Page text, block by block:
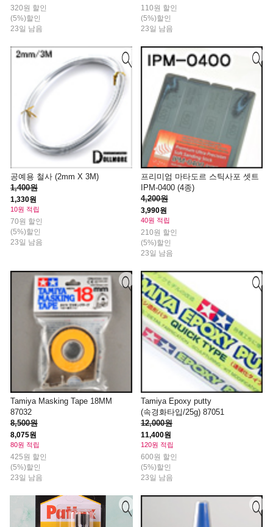
320원 할인
(5%)할인
23일 남음
110원 할인
(5%)할인
23일 남음
공예용 철사 (2mm X 3M)
1,400원
1,330원
10원 적립
70원 할인
(5%)할인
23일 남음
프리미엄 마타도르 스틱사포 셋트
IPM-0400 (4종)
4,200원
3,990원
40원 적립
210원 할인
(5%)할인
23일 남음
Tamiya Masking Tape 18MM
87032
8,500원
8,075원
80원 적립
425원 할인
(5%)할인
23일 남음
Tamiya Epoxy putty
(속경화타입/25g) 87051
12,000원
11,400원
120원 적립
600원 할인
(5%)할인
23일 남음